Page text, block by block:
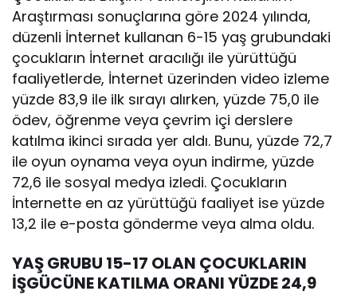
Araştırması sonuçlarına göre 2024 yılında,
düzenli İnternet kullanan 6-15 yaş grubundaki
çocukların İnternet aracılığı ile yürüttüğü
faaliyetlerde, İnternet üzerinden video izleme
yüzde 83,9 ile ilk sırayı alırken, yüzde 75,0 ile
ödev, öğrenme veya çevrim içi derslere
katılma ikinci sırada yer aldı. Bunu, yüzde 72,7
ile oyun oynama veya oyun indirme, yüzde
72,6 ile sosyal medya izledi. Çocukların
İnternette en az yürüttüğü faaliyet ise yüzde
13,2 ile e-posta gönderme veya alma oldu.
YAŞ GRUBU 15-17 OLAN ÇOCUKLARIN
İŞGÜCÜNE KATILMA ORANI YÜZDE 24,9